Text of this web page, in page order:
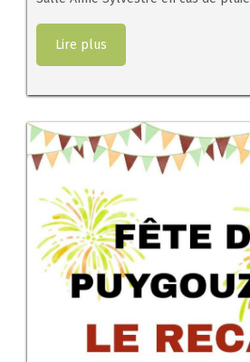
Lire plus